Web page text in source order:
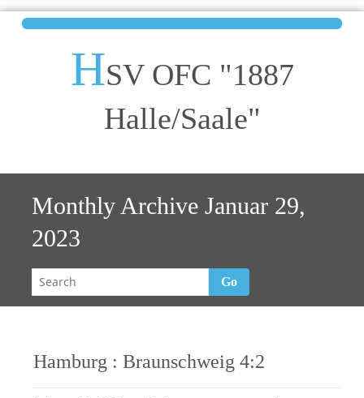
HSV OFC "1887
Halle/Saale"
Monthly Archive Januar 29,
2023
Go
Hamburg : Braunschweig 4:2